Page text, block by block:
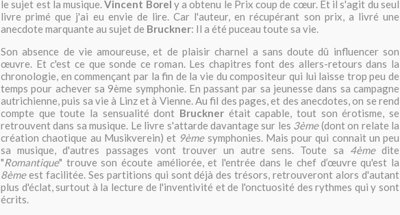
le sujet est la musique.Vincent Borel y a obtenu le Prix coup de cœur. Et il s'agit du seul
livre primé que j'ai eu envie de lire. Car l'auteur, en récupérant son prix, a livré une
anecdote marquante au sujet de Bruckner: Il a été puceau toute sa vie.
Son absence de vie amoureuse, et de plaisir charnel a sans doute dû influencer son
œuvre. Et c'est ce que sonde ce roman. Les chapitres font des allers-retours dans la
chronologie, en commençant par la fin de la vie du compositeur qui lui laisse trop peu de
temps pour achever sa 9ème symphonie. En passant par sa jeunesse dans sa campagne
autrichienne, puis sa vie à Linz et à Vienne. Au fil des pages, et des anecdotes, on se rend
compte que toute la sensualité dont Bruckner était capable, tout son érotisme, se
retrouvent dans sa musique. Le livre s'attarde davantage sur les 3ème(dont on relate la
création chaotique au Musikverein) et 9èmesymphonies. Mais pour qui connait un peu
sa musique, d'autres passages vont trouver un autre sens. Toute sa 4èmedite
"Romantique" trouve son écoute améliorée, et l'entrée dans le chef d’œuvre qu'est la
8èmeest facilitée. Ses partitions qui sont déjà des trésors, retrouveront alors d'autant
plus d'éclat, surtout à la lecture de l'inventivité et de l'onctuosité des rythmes qui y sont
écrits.